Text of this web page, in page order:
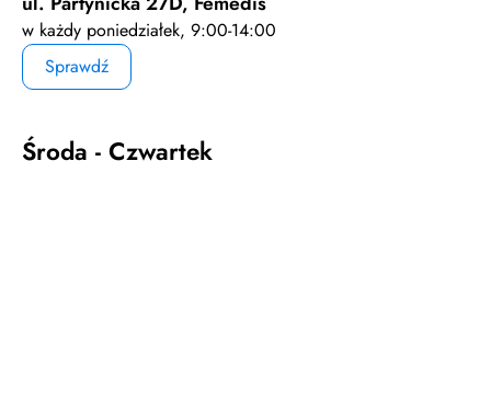
w każdy poniedziałek, 9:00-14:00
Sprawdź
Środa - Czwartek